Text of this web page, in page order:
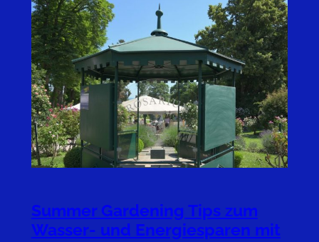
Summer Gardening Tips zum
Wasser- und Energiesparen mit